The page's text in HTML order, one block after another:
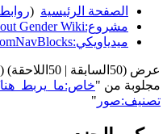
الصفحة الرئيسية (روابط
مشروع:About Gender Wiki
ميدياويكي:CustomNavBlocks-فهارس
عرض (50السابقة | 50اللاحقة) (
مجلوبة من "
تصنيف:صور "